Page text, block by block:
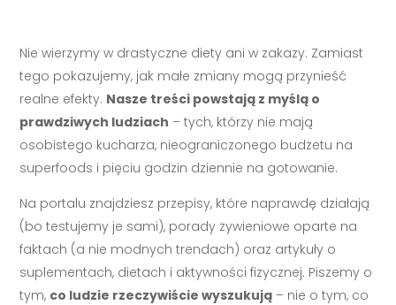
Nie wierzymy w drastyczne diety ani w zakazy. Zamiast
tego pokazujemy, jak małe zmiany mogą przynieść
realne efekty. Nasze treści powstają z myślą o
prawdziwych ludziach – tych, którzy nie mają
osobistego kucharza, nieograniczonego budżetu na
superfoods i pięciu godzin dziennie na gotowanie.
Na portalu znajdziesz przepisy, które naprawdę działają
(bo testujemy je sami), porady żywieniowe oparte na
faktach (a nie modnych trendach) oraz artykuły o
suplementach, dietach i aktywności fizycznej. Piszemy o
tym, co ludzie rzeczywiście wyszukują – nie o tym, co